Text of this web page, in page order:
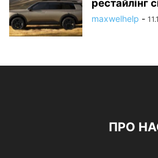
рестайлінг
maxwelhelp -
ПРО